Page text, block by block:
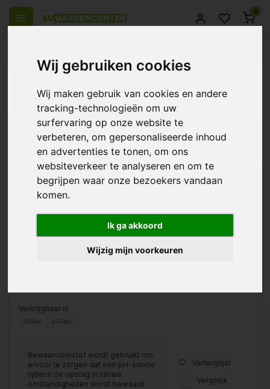
Wij gebruiken cookies
Wij maken gebruik van cookies en andere
tracking-technologieën om uw
surfervaring op onze website te
verbeteren, om gepersonaliseerde inhoud
en advertenties te tonen, om ons
websiteverkeer te analyseren en om te
begrijpen waar onze bezoekers vandaan
komen.
Ik ga akkoord
Wijzig mijn voorkeuren
0
Producten getagd met kci
€10,45
Verkrijgbaar in
Bewaarvloeistof wordt gebruikt om
ervoor te zorgen dat een pH-sonde
tijdens de opslag in ideale
omstandigheden wordt bewaard.
Verlanglijst
Vergelijk